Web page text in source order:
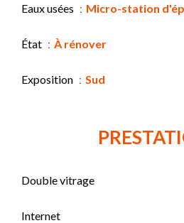
Eaux usées Micro-station
État À rénover
Exposition Sud
Double vitrage
Internet